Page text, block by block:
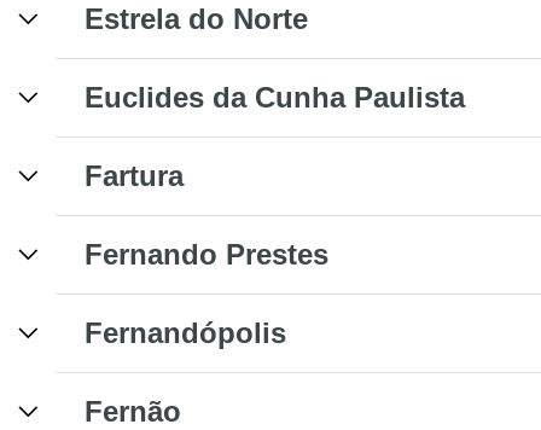
Estrela do Norte
Euclides da Cunha Paulista
Fartura
Fernando Prestes
Fernandópolis
Fernão